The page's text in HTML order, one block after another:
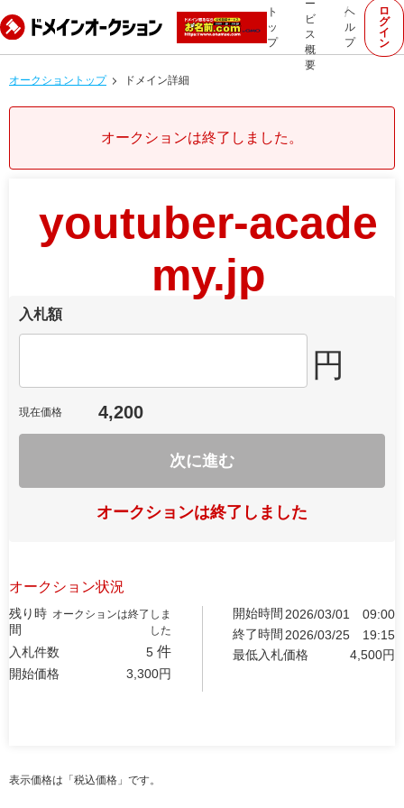
ト
ッ
プ
ー
ビ
ス
概
要
ヘ
ル
プ
ロ
グ
イ
ン
オークショントップ ドメイン詳細
オークションは終了しました。
youtuber-acade
my.jp
入札額
円
現在価格 4,200
次に進む
オークションは終了しました
オークション状況
残り時
間
オークションは終了しま
した
入札件数 5 件
開始価格 3,300円
開始時間 2026/03/01
09:00
終了時間 2026/03/25
19:15
最低入札価格
4,500円
表示価格は「税込価格」です。